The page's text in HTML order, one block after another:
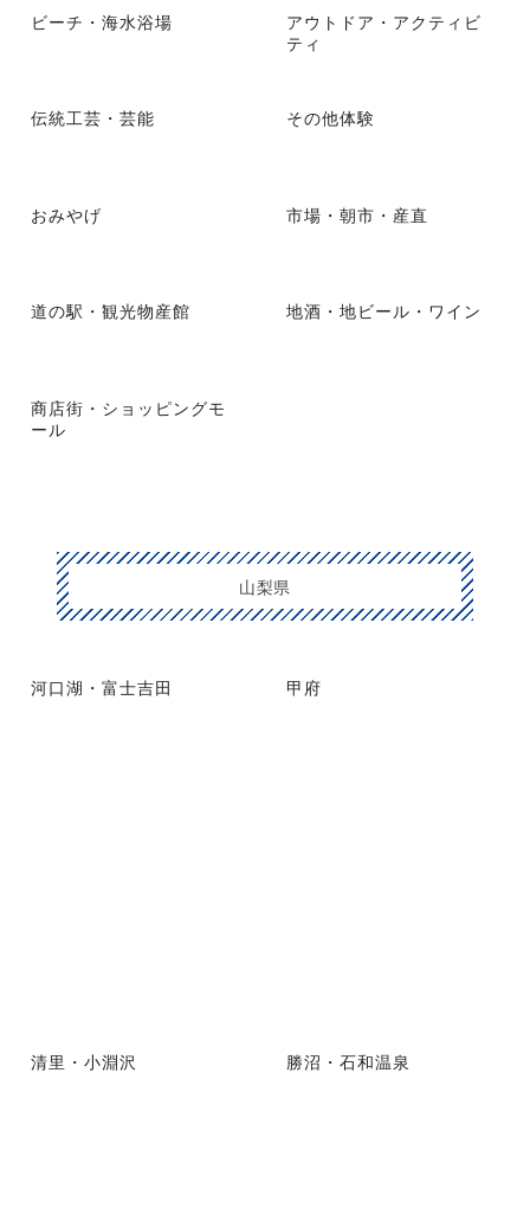
ビーチ・海水浴場
アウトドア・アクティビ
ティ
伝統工芸・芸能 その他体験
おみやげ 市場・朝市・産直
道の駅・観光物産館 地酒・地ビール・ワイン
商店街・ショッピングモ
ール
山梨県
河口湖・富士吉田 甲府
清里・小淵沢 勝沼・石和温泉